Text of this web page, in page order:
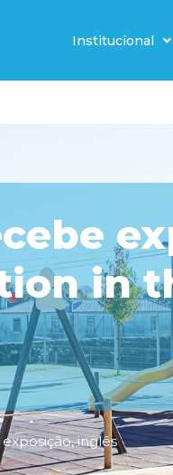
Institucional
in
exposição,inglês